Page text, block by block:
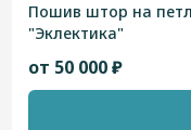
Пошив штор на
"Эклектика"
от 50 000 ₽